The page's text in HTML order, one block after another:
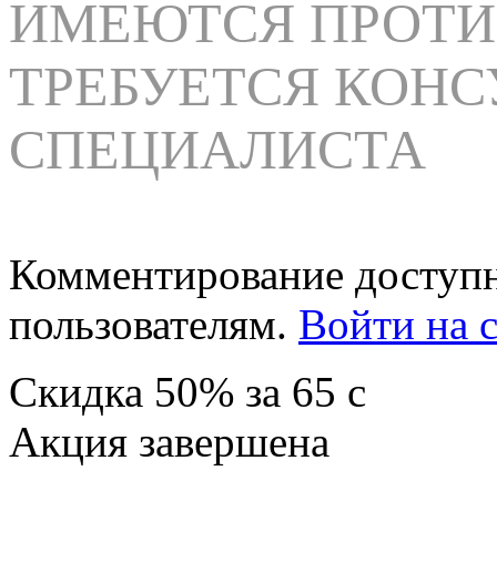
ИМЕЮТСЯ
ТРЕБУЕТСЯ
СПЕЦИАЛИСТА
Комментирование
пользователям. Войти на
Скидка 50% за 65 c
Акция завершена